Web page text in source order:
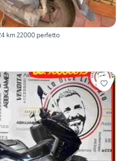
km 22000 perfetto